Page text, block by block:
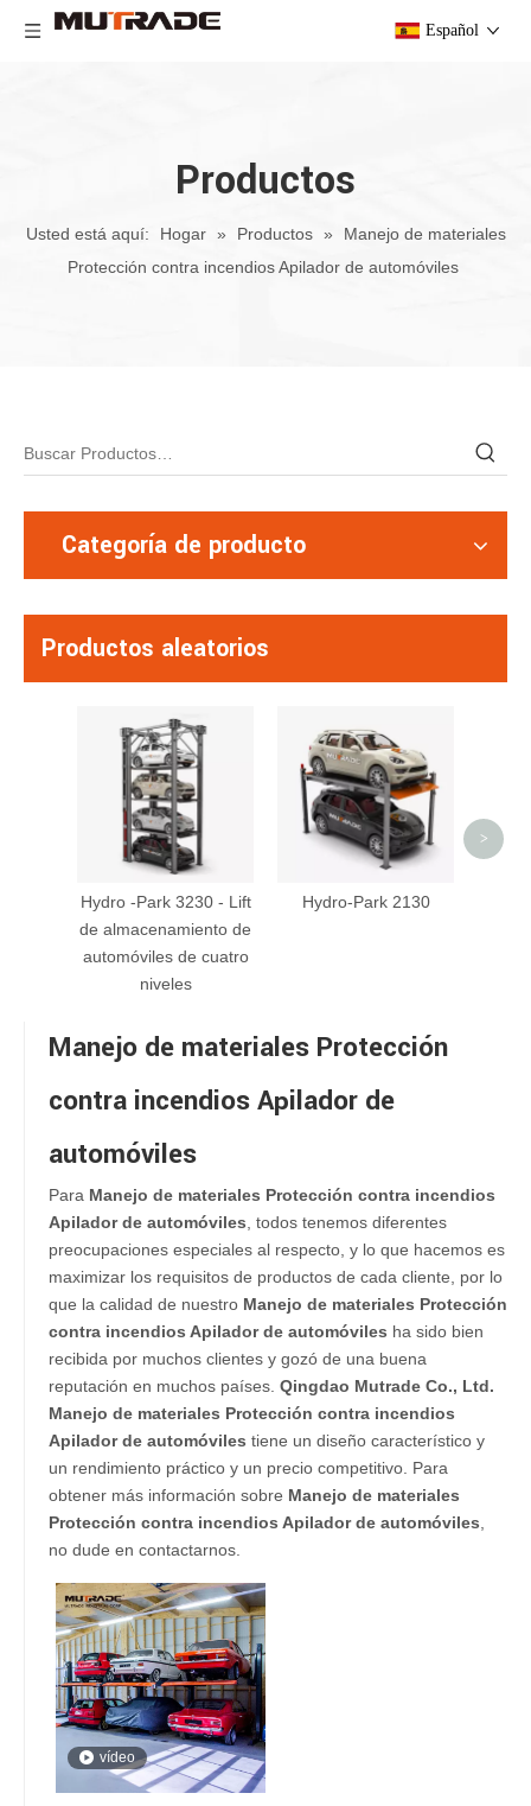
Español
Productos
Usted está aquí: Hogar » Productos »
Manejo de materiales
Protección contra incendios Apilador de automóviles
Categoría de producto
Productos aleatorios
Hydro -Park 3230 - Lift
de almacenamiento de
automóviles de cuatro
niveles
Hydro-Park 2130
>
Manejo de materiales Protección
contra incendios Apilador de
automóviles
Para Manejo de materiales Protección contra incendios
Apilador de automóviles , todos tenemos diferentes
preocupaciones especiales al respecto, y lo que hacemos es
maximizar los requisitos de productos de cada cliente, por lo
que la calidad de nuestro Manejo de materiales Protección
contra incendios Apilador de automóviles ha sido bien
recibida por muchos clientes y gozó de una buena
reputación en muchos países. Qingdao Mutrade Co., Ltd.
Manejo de materiales Protección contra incendios
Apilador de automóviles tiene un diseño característico y
un rendimiento práctico y un precio competitivo. Para
obtener más información sobre Manejo de materiales
Protección contra incendios Apilador de automóviles
no dude en contactarnos.
vídeo